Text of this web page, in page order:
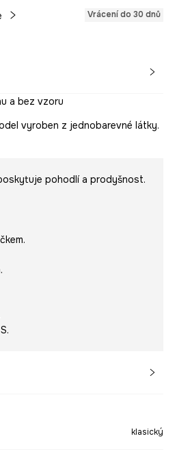
Vrácení do 30 dnů
a bez vzoru
vyroben z jednobarevné látky.
pohodlí a prodyšnost.
klasický